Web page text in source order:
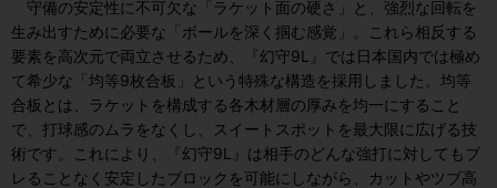
守備の安定性に不可欠な「ラケット面の硬さ」と、強烈な回転を
生み出すために必要な「ボールを深く掴む感覚」。これら相反する
要素を高次元で両立させるため、『幻守9L』では日本国内では極め
て希少な「均等9枚合板」という特殊な構造を採用しました。均等
合板とは、ラケットを構成する各木材層の厚みを均一にすること
で、打球感のムラをなくし、スイートスポットを最大限に広げる技
術です。これにより、『幻守9L』は相手のどんな強打に対してもブ
レることなく安定したブロックを可能にしながら、カットやツブ高